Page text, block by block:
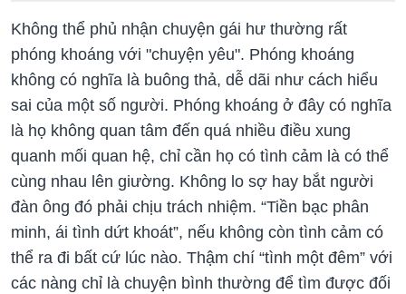
Không thể phủ nhận chuyện gái hư thường rất
phóng khoáng với "chuyện yêu". Phóng khoáng
không có nghĩa là buông thả, dễ dãi như cách hiểu
sai của một số người. Phóng khoáng ở đây có nghĩa
là họ không quan tâm đến quá nhiều điều xung
quanh mối quan hệ, chỉ cần họ có tình cảm là có thể
cùng nhau lên giường. Không lo sợ hay bắt người
đàn ông đó phải chịu trách nhiệm. “Tiền bạc phân
minh, ái tình dứt khoát”, nếu không còn tình cảm có
thể ra đi bất cứ lúc nào. Thậm chí “tình một đêm” với
các nàng chỉ là chuyện bình thường để tìm được đối